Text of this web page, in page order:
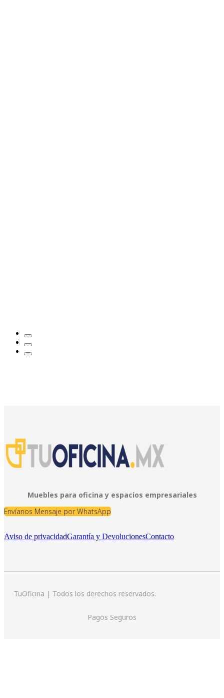
Muebles para oficina y espacios empresariales
Envíanos Mensaje por WhatsApp
Aviso de privacidadGarantía y DevolucionesContacto
TuOficina | Todos los derechos reservados.
Pagos Seguros